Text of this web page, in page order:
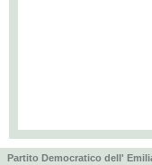
Partito Democratico dell'